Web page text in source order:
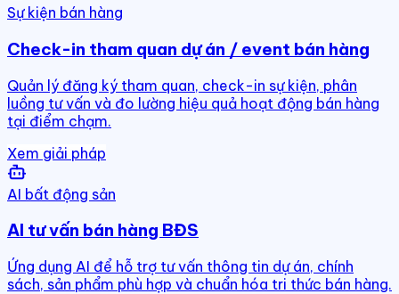
Sự kiện bán hàng
Check-in tham quan dự án / event bán hàng
Quản lý đăng ký tham quan, check-in sự kiện, phân
luồng tư vấn và đo lường hiệu quả hoạt động bán hàng
tại điểm chạm.
Xem giải pháp
AI bất động sản
AI tư vấn bán hàng BĐS
Ứng dụng AI để hỗ trợ tư vấn thông tin dự án, chính
sách, sản phẩm phù hợp và chuẩn hóa tri thức bán hàng.